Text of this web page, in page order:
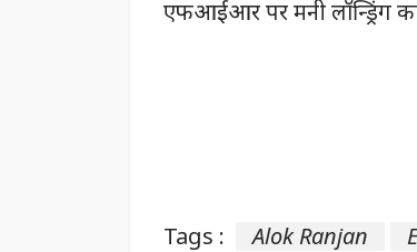
एफआईआर पर मनी लॉन्ड्रिंग का
Tags : Alok Ranjan